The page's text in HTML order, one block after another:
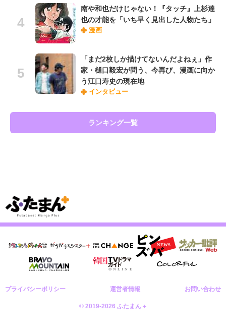
南や和也だけじゃない！『タッチ』上杉達
也の才能を「いち早く見出した人物たち」
漫画
「まだ2枚しか描けてないんだよねぇ」作
家・樋口毅宏が問う、今再び、漫画に向か
う江口寿史の現在地
インタビュー
ランキング一覧
プライバシーポリシー 運営者情報 お問い合わせ
© 2019-2026 ふたまん＋